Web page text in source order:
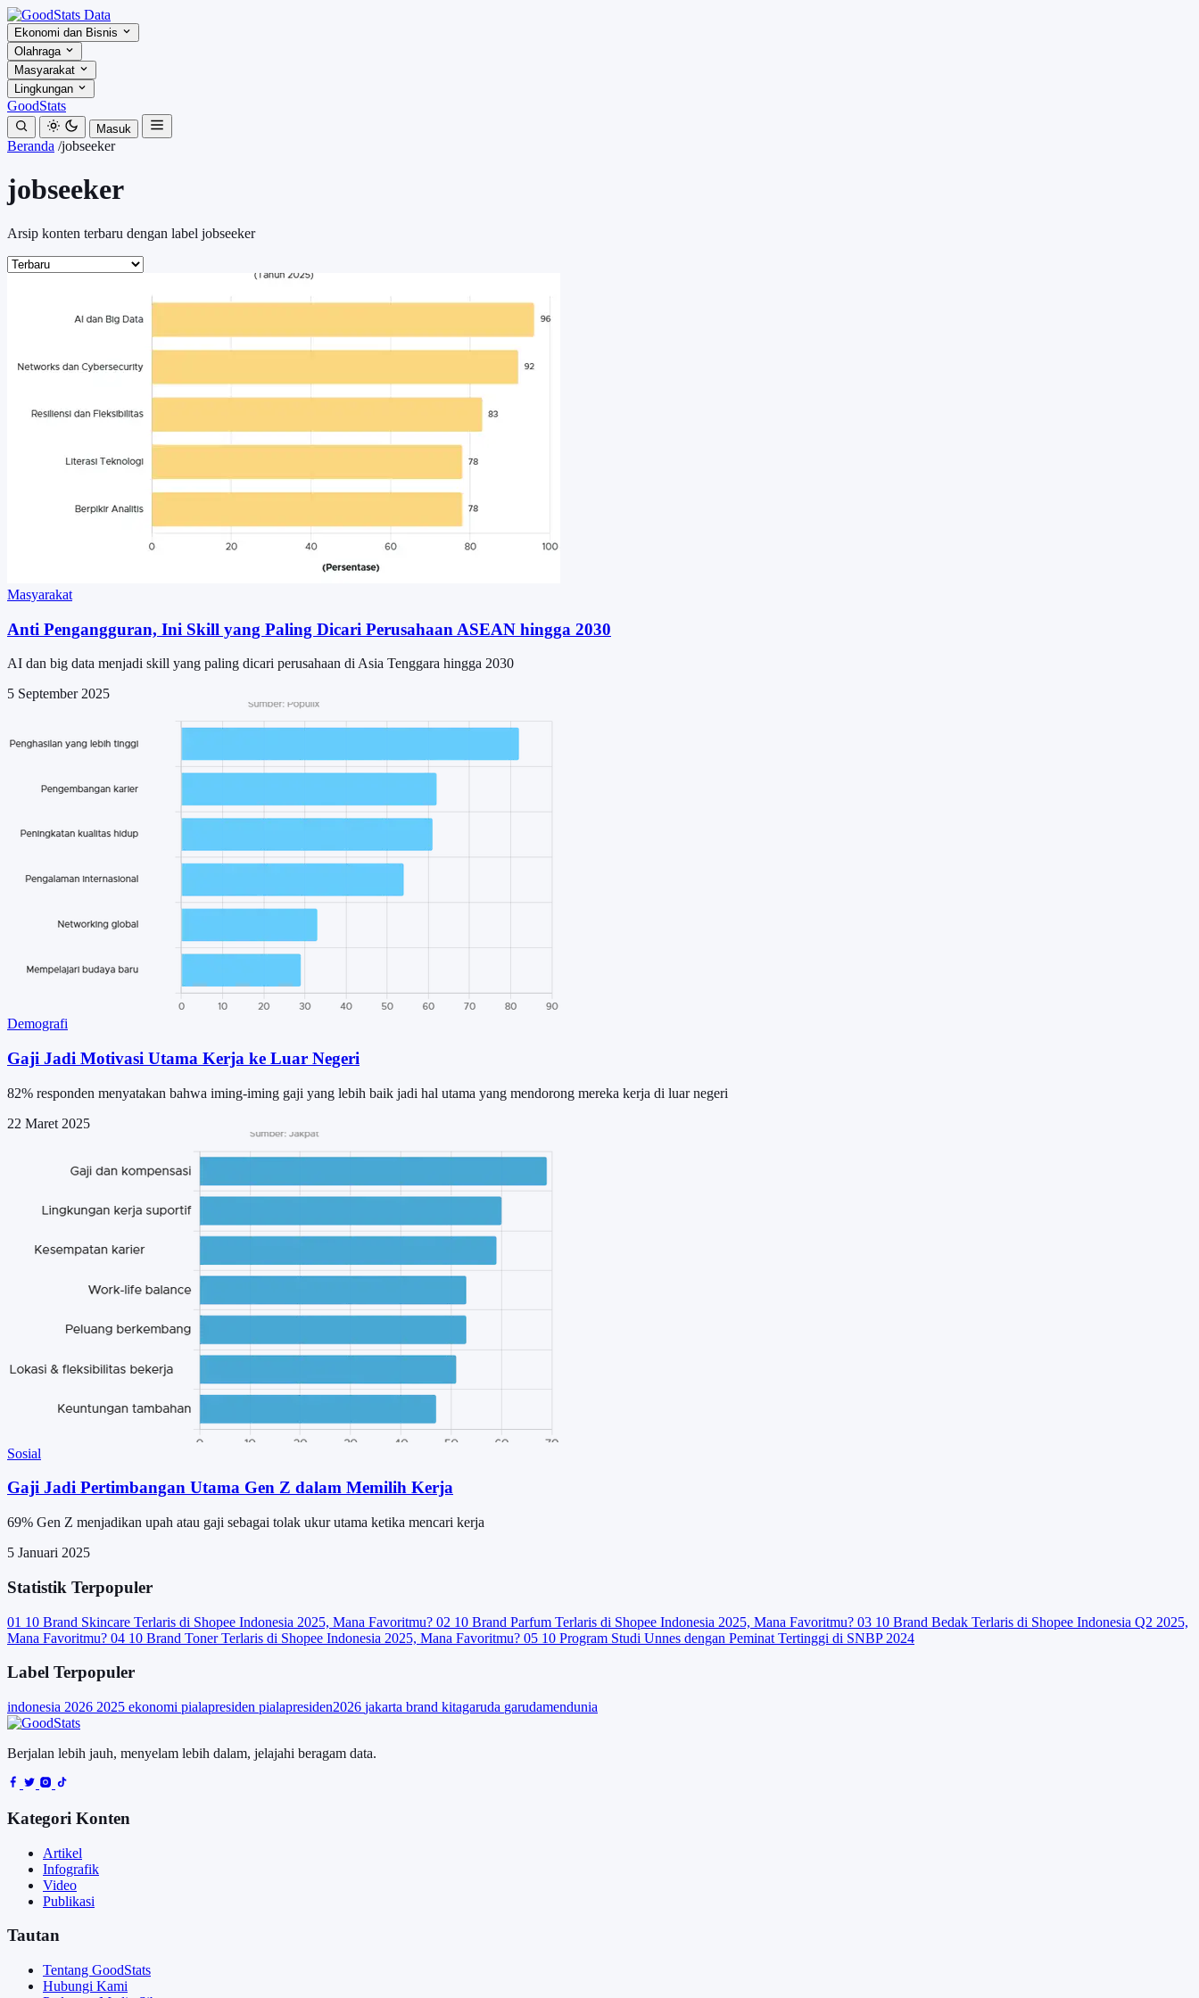
Ekonomi dan Bisnis
Olahraga
Masyarakat
Lingkungan
GoodStats
Masuk
Beranda /jobseeker
jobseeker
Arsip konten terbaru dengan label jobseeker
Masyarakat
Anti Pengangguran, Ini Skill yang Paling Dicari Perusahaan ASEAN hingga 2030
AI dan big data menjadi skill yang paling dicari perusahaan di Asia Tenggara hingga 2030
5 September 2025
Demografi
Gaji Jadi Motivasi Utama Kerja ke Luar Negeri
82% responden menyatakan bahwa iming-iming gaji yang lebih baik jadi hal utama yang mendorong mereka kerja di luar negeri
22 Maret 2025
Sosial
Gaji Jadi Pertimbangan Utama Gen Z dalam Memilih Kerja
69% Gen Z menjadikan upah atau gaji sebagai tolak ukur utama ketika mencari kerja
5 Januari 2025
Statistik Terpopuler
01 10 Brand Skincare Terlaris di Shopee Indonesia 2025, Mana Favoritmu? 02 10 Brand Parfum Terlaris di Shopee Indonesia 2025, Mana Favoritmu? 03 10 Brand Bedak Terlaris di Shopee Indonesia Q2 2025,
Mana Favoritmu? 04 10 Brand Toner Terlaris di Shopee Indonesia 2025, Mana Favoritmu? 05 10 Program Studi Unnes dengan Peminat Tertinggi di SNBP 2024
Label Terpopuler
indonesia 2026 2025 ekonomi pialapresiden pialapresiden2026 jakarta brand kitagaruda garudamendunia
Berjalan lebih jauh, menyelam lebih dalam, jelajahi beragam data.
Kategori Konten
Artikel
Infografik
Video
Publikasi
Tautan
Tentang GoodStats
Hubungi Kami